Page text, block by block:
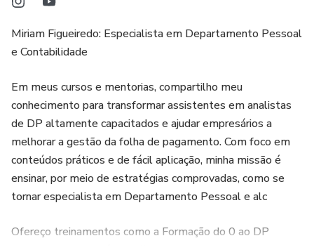
Miriam Figueiredo: Especialista em Departamento Pessoal
e Contabilidade
Em meus cursos e mentorias, compartilho meu
conhecimento para transformar assistentes em analistas
de DP altamente capacitados e ajudar empresários a
melhorar a gestão da folha de pagamento. Com foco em
conteúdos práticos e de fácil aplicação, minha missão é
ensinar, por meio de estratégias comprovadas, como se
tornar especialista em Departamento Pessoal e alc
Ofereço treinamentos como a Formação do 0 ao DP